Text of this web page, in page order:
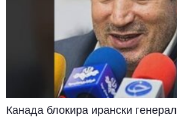
Канада блокира ирански генерал